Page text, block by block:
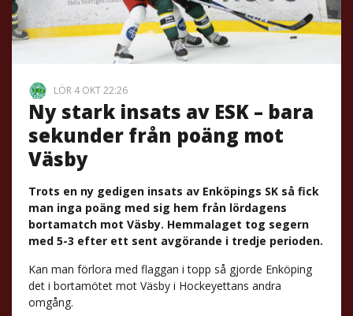
LÖR 4 OKT 22:26
Ny stark insats av ESK – bara
sekunder från poäng mot
Väsby
Trots en ny gedigen insats av Enköpings SK så fick
man inga poäng med sig hem från lördagens
bortamatch mot Väsby. Hemmalaget tog segern
med 5-3 efter ett sent avgörande i tredje perioden.
Kan man förlora med flaggan i topp så gjorde Enköping
det i bortamötet mot Väsby i Hockeyettans andra
omgång.